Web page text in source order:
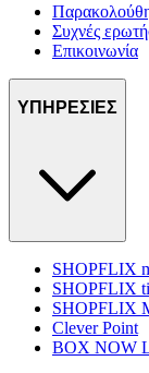
Συχνές
Επικοινωνία
ΥΠΗΡΕΣΙΕΣ
SHOPFLIX
SHOPFLIX
Clever Point
BOX NOW